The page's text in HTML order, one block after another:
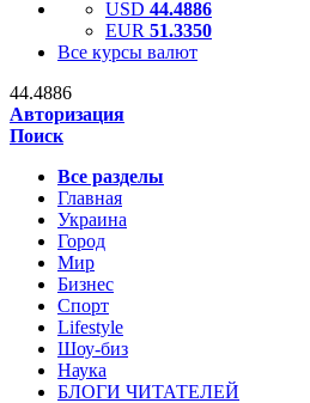
USD 44.4886
EUR 51.3350
Все курсы валют
44.4886
Авторизация
Поиск
Все разделы
Главная
Украина
Город
Мир
Бизнес
Спорт
Lifestyle
Шоу-биз
Наука
БЛОГИ ЧИТАТЕЛЕЙ